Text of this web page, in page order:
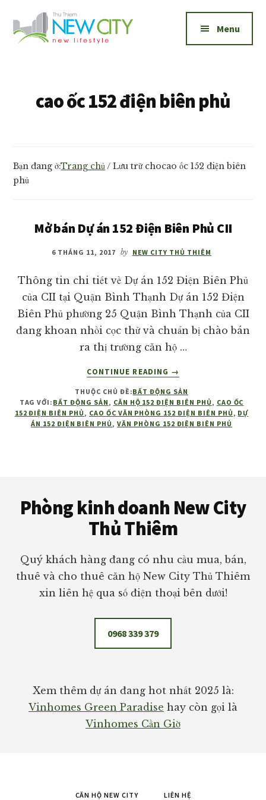
main
footer
Additional
menu
Thiêm
thuê
City
giá
nhất
thị
trường!
Menu
cao ốc 152 điện biên phủ
Bạn đang ở:Trang chủ/ Lưu trữ chocao ốc 152 điện biên
phủ
Mở bán Dự án 152 Điện Biên Phủ CII
6 THÁNG 11, 2017 by NEW CITY THỦ THIÊM
Thông tin chi tiết về Dự án 152 Điện Biên Phủ
của CII tại Quận Bình Thạnh Dự án 152 Điện
Biên Phủ phường 25 Quận Bình Thạnh của CII
đang khoan nhồi cọc thử và chuẩn bị chào bán
ra thị trường căn hộ …
CONTINUE READING
VỀMỞ
DỰ
ÁN
152
→
THUỘC CHỦ ĐỀ:BẤT ĐỘNG SẢN
TAG VỚI: BẤT ĐỘNG SẢN, CĂN HỘ 152 ĐIỆN BIÊN PHỦ, CAO ỐC
152 ĐIỆN BIÊN PHỦ, CAO ỐC VĂN PHÒNG 152 ĐIỆN BIÊN PHỦ, DỰ
ÁN 152 ĐIỆN BIÊN PHỦ,VĂN PHÒNG 152 ĐIỆN BIÊN PHỦ
Phòng kinh doanh New City
Thủ Thiêm
Quý khách hàng đang có nhu cầu mua, bán,
thuê và cho thuê căn hộ New City Thủ Thiêm
xin liên hệ qua số điện thoại bên dưới!
0968 339 379
Xem thêm dự án đang hot nhất 2025 là:
Vinhomes Green Paradise hay còn gọi là
Vinhomes Cần Giờ
CĂN HỘ NEW CITY LIÊN HỆ